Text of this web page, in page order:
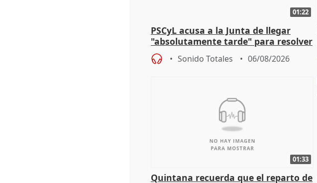
01:22
PSCyL acusa a la Junta de llegar
"absolutamente tarde" para resolver
problemas como Newcastle
Sonido Totales 06/08/2026
01:33
Quintana recuerda que el reparto de